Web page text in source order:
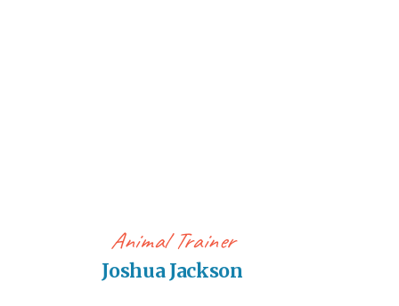
Animal Trainer
Joshua Jackson